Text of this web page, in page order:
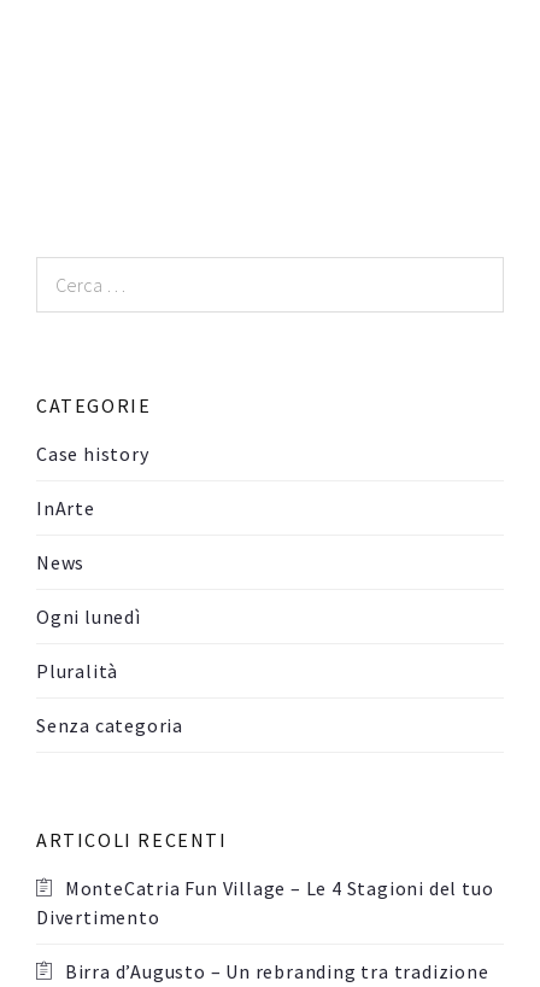
per:
CATEGORIE
Case history
InArte
News
Ogni lunedì
Pluralità
Senza categoria
ARTICOLI RECENTI
MonteCatria Fun Village – Le 4 Stagioni del tuo
Divertimento
Birra d’Augusto – Un rebranding tra tradizione